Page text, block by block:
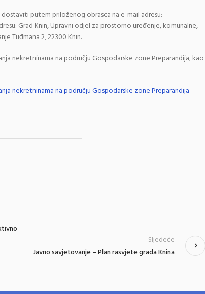
putem priloženog obrasca na e-mail adresu:
Grad Knin, Upravni odjel za prostorno uređenje, komunalne,
Tuđmana 2, 22300 Knin.
nekretninama na području Gospodarske zone Preparandija, kao
nekretninama na području Gospodarske zone Preparandija
Javno savjetovanje – Plan rasvjete grada Knina
Sljedeće